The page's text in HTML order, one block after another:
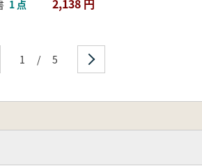
1 点 2,138 円
1 / 5